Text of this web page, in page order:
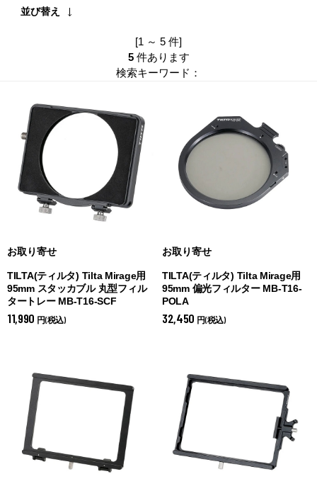
並び替え
[1 ～ 5 件]
5 件あります
検索キーワード：
お取り寄せ
TILTA(ティルタ) Tilta Mirage用
95mm スタッカブル 丸型フィル
タートレー MB-T16-SCF
11,990 円(税込)
お取り寄せ
TILTA(ティルタ) Tilta Mirage用
95mm 偏光フィルター MB-T16-
POLA
32,450 円(税込)